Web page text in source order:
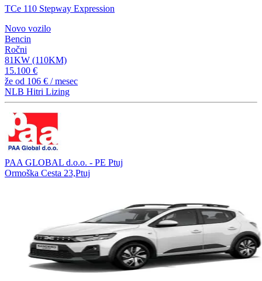
TCe 110 Stepway Expression
Novo vozilo
Bencin
Ročni
81KW (110KM)
15.100 €
že od 106 € / mesec
NLB Hitri Lizing
PAA GLOBAL d.o.o. - PE Ptuj
Ormoška Cesta 23,Ptuj